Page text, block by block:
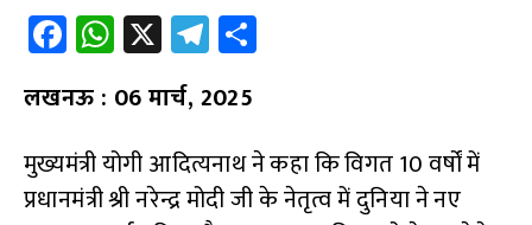
Fa
ce
b
o
o
W
h
at
s
A
X Te
le
gr
a
m
e
लखनऊ : 06 मार्च, 2025
मुख्यमंत्री योगी आदित्यनाथ ने कहा कि विगत 10 वर्षों में
प्रधानमंत्री श्री नरेन्द्र मोदी जी के नेतृत्व में दुनिया ने नए